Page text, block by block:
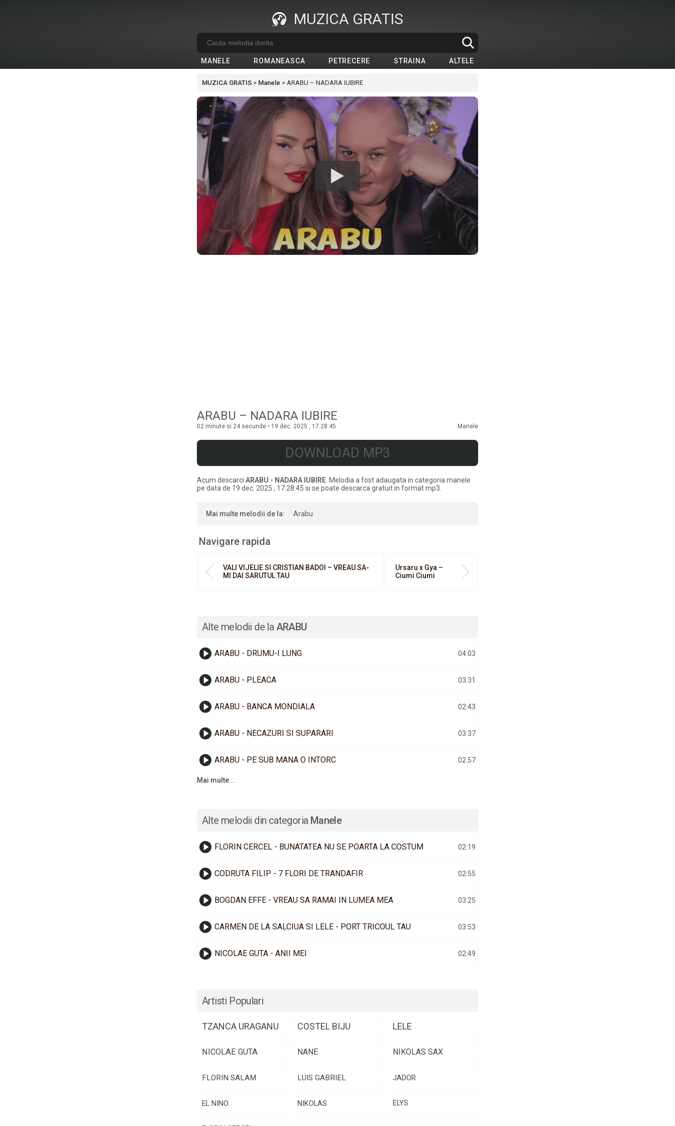
MUZICA GRATIS
MANELE ROMANEASCA PETRECERE STRAINA ALTELE
MUZICA GRATIS > Manele > ARABU – NADARA IUBIRE
ARABU – NADARA IUBIRE
02 minute si 24 secunde • 19 dec. 2025 , 17:28:45 Manele
DOWNLOAD MP3
Acum descarci ARABU - NADARA IUBIRE . Melodia a fost adaugata in categoria manele
pe data de 19 dec. 2025 , 17:28:45 si se poate descarca gratuit in format mp3.
Mai multe melodii de la: Arabu
Navigare rapida
VALI VIJELIE SI CRISTIAN BADOI – VREAU SA-
MI DAI SARUTUL TAU
Ursaru x Gya –
Ciumi Ciumi
Alte melodii de laARABU
ARABU - DRUMU-I LUNG 04:03
ARABU - PLEACA 03:31
ARABU - BANCA MONDIALA 02:43
ARABU - NECAZURI SI SUPARARI 03:37
ARABU - PE SUB MANA O INTORC 02:57
Mai multe...
Alte melodii din categoria Manele
FLORIN CERCEL - BUNATATEA NU SE POARTA LA COSTUM 02:19
CODRUTA FILIP - 7 FLORI DE TRANDAFIR 02:55
BOGDAN EFFE - VREAU SA RAMAI IN LUMEA MEA 03:25
CARMEN DE LA SALCIUA SI LELE - PORT TRICOUL TAU 03:53
NICOLAE GUTA - ANII MEI 02:49
Artisti Populari
TZANCA URAGANU COSTEL BIJU LELE
NICOLAE GUTA NANE NIKOLAS SAX
FLORIN SALAM LUIS GABRIEL JADOR
EL NINO NIKOLAS ELYS